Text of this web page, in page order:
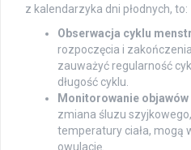
z kalendarzyka dni płodnych, to:
Obserwacja cyklu
rozpoczęcia i
zauważyć regularność
długość cyklu.
Monitorowanie
zmiana śluzu
temperatury ciała, mogą
owulację.